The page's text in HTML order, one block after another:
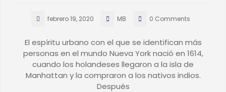
febrero 19, 2020 MB 0 Comments
El espíritu urbano con el que se identifican más
personas en el mundo Nueva York nació en 1614,
cuando los holandeses llegaron a la isla de
Manhattan y la compraron a los nativos indios.
Después